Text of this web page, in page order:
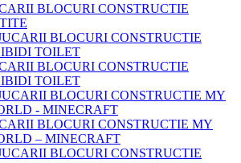
BLOCURI CONSTRUCTIE
BLOCURI CONSTRUCTIE
TOILET
BLOCURI CONSTRUCTIE MY
– MINECRAFT